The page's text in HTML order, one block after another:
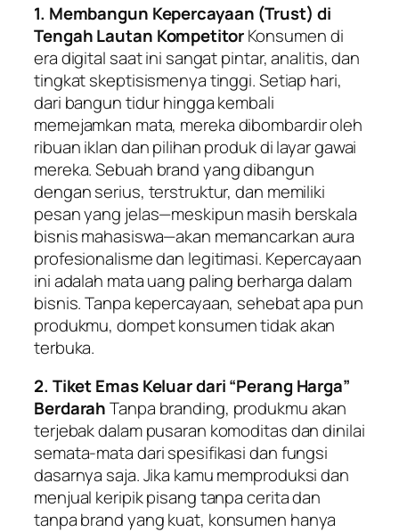
1. Membangun Kepercayaan (Trust) di
Tengah Lautan KompetitorKonsumen di
era digital saat ini sangat pintar, analitis, dan
tingkat skeptisismenya tinggi. Setiap hari,
dari bangun tidur hingga kembali
memejamkan mata, mereka dibombardir oleh
ribuan iklan dan pilihan produk di layar gawai
mereka. Sebuah brandyang dibangun
dengan serius, terstruktur, dan memiliki
pesan yang jelas—meskipun masih berskala
bisnis mahasiswa—akan memancarkan aura
profesionalisme dan legitimasi. Kepercayaan
ini adalah mata uang paling berharga dalam
bisnis. Tanpa kepercayaan, sehebat apa pun
produkmu, dompet konsumen tidak akan
terbuka.
2. Tiket Emas Keluar dari “Perang Harga”
BerdarahTanpa branding, produkmu akan
terjebak dalam pusaran komoditas dan dinilai
semata-mata dari spesifikasi dan fungsi
dasarnya saja. Jika kamu memproduksi dan
menjual keripik pisang tanpa cerita dan
tanpabrandyang kuat, konsumen hanya